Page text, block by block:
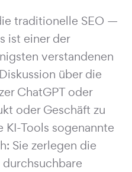
traditionelle SEO —
ist einer der
verstandenen
über die
ChatGPT oder
oder Geschäft zu
KI-Tools sogenannte
Sie zerlegen die